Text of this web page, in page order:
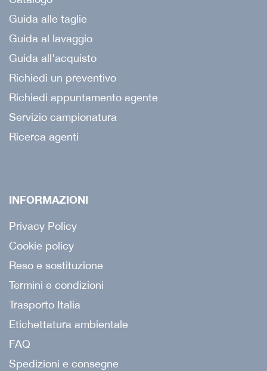
Guida alle taglie
Guida al lavaggio
Guida all'acquisto
Richiedi un preventivo
Richiedi appuntamento agente
Servizio campionatura
Ricerca agenti
INFORMAZIONI
Privacy Policy
Cookie policy
Reso e sostituzione
Termini e condizioni
Trasporto Italia
Etichettatura ambientale
FAQ
Spedizioni e consegne